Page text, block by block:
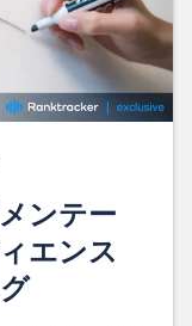
ンテー
エンス